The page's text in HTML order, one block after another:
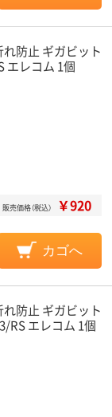
防止 ギガビット
エレコム 1個
販売価格（税込） ￥920
カゴへ
防止 ギガビット
RS エレコム 1個